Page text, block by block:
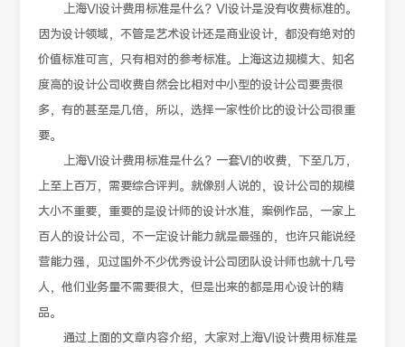
上海VI设计费用标准是什么？VI设计是没有收费标准的。
因为设计领域，不管是艺术设计还是商业设计，都没有绝对的
价值标准可言，只有相对的参考标准。上海这边规模大、知名
度高的设计公司收费自然会比相对中小型的设计公司要贵很
多，有的甚至是几倍，所以，选择一家性价比的设计公司很重
要。
上海VI设计费用标准是什么？一套VI的收费，下至几万，
上至上百万，需要综合评判。就像别人说的，设计公司的规模
大小不重要，重要的是设计师的设计水准，案例作品，一家上
百人的设计公司，不一定设计能力就是最强的，也许只能说经
营能力强，见过国外不少优秀设计公司团队设计师也就十几号
人，他们业务量不需要很大，但是出来的都是用心设计的精
品。
通过上面的文章内容介绍，大家对上海VI设计费用标准是